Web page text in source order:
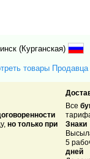
(Курганская)
товары Продавца
но только при
Все
Знаки
5
дней